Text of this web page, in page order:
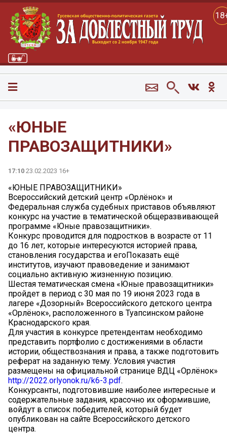
«ЮНЫЕ
ПРАВОЗАЩИТНИКИ»
17:10 23.02.2023 16+
«ЮНЫЕ ПРАВОЗАЩИТНИКИ»
Всероссийский детский центр «Орлёнок» и
Федеральная служба судебных приставов объявляют
конкурс на участие в тематической общеразвивающей
программе «Юные правозащитники».
Конкурс проводится для подростков в возрасте от 11
до 16 лет, которые интересуются историей права,
становления государства и егоПоказать ещё
институтов, изучают правоведение и занимают
социально активную жизненную позицию.
Шестая тематическая смена «Юные правозащитники»
пройдет в период с 30 мая по 19 июня 2023 года в
лагере «Дозорный» Всероссийского детского центра
«Орлёнок», расположенного в Туапсинском районе
Краснодарского края.
Для участия в конкурсе претендентам необходимо
представить портфолио с достижениями в области
истории, обществознания и права, а также подготовить
реферат на заданную тему. Условия участия
размещены на официальной странице ВДЦ «Орлёнок»
http://2022.orlyonok.ru/k6-3.pdf.
Конкурсанты, подготовившие наиболее интересные и
содержательные задания, красочно их оформившие,
войдут в список победителей, который будет
опубликован на сайте Всероссийского детского
центра.